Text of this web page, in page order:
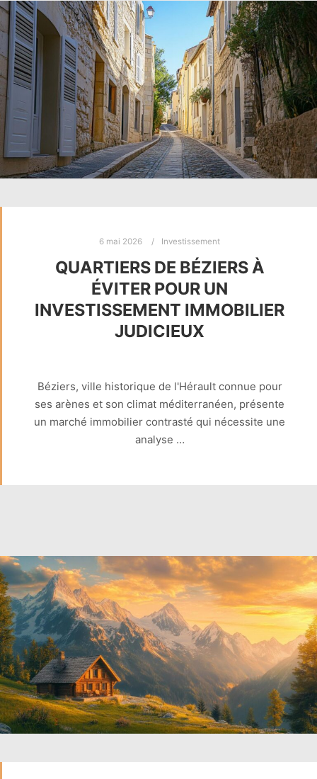
6 mai 2026 Investissement
QUARTIERS DE BÉZIERS À
ÉVITER POUR UN
INVESTISSEMENT IMMOBILIER
JUDICIEUX
Béziers, ville historique de l'Hérault connue pour
ses arènes et son climat méditerranéen, présente
un marché immobilier contrasté qui nécessite une
analyse …